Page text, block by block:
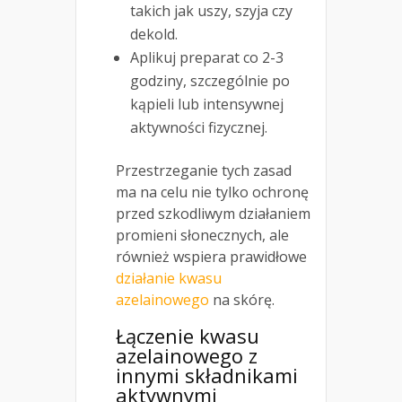
takich jak uszy, szyja czy
dekold.
Aplikuj preparat co 2-3
godziny, szczególnie po
kąpieli lub intensywnej
aktywności fizycznej.
Przestrzeganie tych zasad
ma na celu nie tylko ochronę
przed szkodliwym działaniem
promieni słonecznych, ale
również wspiera prawidłowe
działanie kwasu
azelainowego na skórę.
Łączenie kwasu
azelainowego z
innymi składnikami
aktywnymi